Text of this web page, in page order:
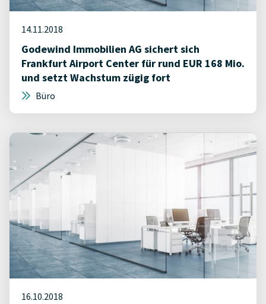
14.11.2018
Godewind Immobilien AG sichert sich
Frankfurt Airport Center für rund EUR 168 Mio.
und setzt Wachstum zügig fort
Büro
16.10.2018